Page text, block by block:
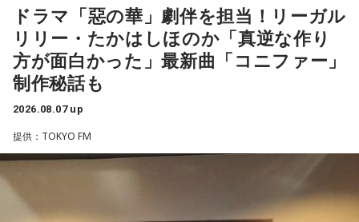
※ メールの件名は「決闘」でお願いします。
◎「中島健人イメージランキング」
街の人に調査したら、中島健人が1位にランクインしそうな
「ランキングのタイトルだけ」を送ってきてください。
＜例＞
・家の照明、指パッチンで消してそうランキング
か？」とか聞かれる前に全部先に言ってきそうな男ランキン
盛りだくさんの内容でお届けする一夜限りの特別番組『中島
健人のオールナイトニッポン』は8月14日(金)25時からニッポ
ン放送をキーステーションに全国ネットで放送。
◎メールテーマ『鬼事』
TVアニメ『逃げ上手の若君』第2期オープニングテーマ「鬼
事」。中島健人はこの「鬼事」を「日々のイラッとした出来
ドラマ「惡の華」劇伴を担当！リーガル
リリー・たかはしほのか「真逆な作り
方が面白かった」最新曲「コニファー」
制作秘話も
2026.08.07 up
提供：TOKYO FM